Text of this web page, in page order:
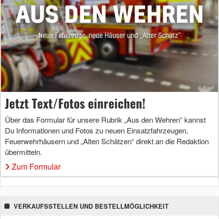
Jetzt Text/Fotos einreichen!
Über das Formular für unsere Rubrik „Aus den Wehren“ kannst
Du Informationen und Fotos zu neuen Einsatzfahrzeugen,
Feuerwehrhäusern und „Alten Schätzen“ direkt an die Redaktion
übermitteln.
Zum Formular
VERKAUFSSTELLEN UND BESTELLMÖGLICHKEIT